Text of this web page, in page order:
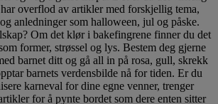
overflod av artikler med forskjellig tema,
anledninger som halloween, jul og påske.
Om det klør i bakefingrene finner du det
former, strøssel og lys. Bestem deg gjerne
barnet ditt og gå all in på rosa, gull, skrekk
barnets verdensbilde nå for tiden. Er du
karneval for dine egne venner, trenger
for å pynte bordet som dere enten sitter